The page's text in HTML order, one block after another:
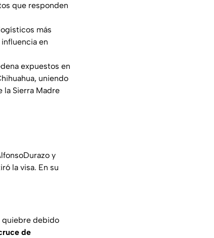
que responden
más
en
expuestos en
uniendo
la Sierra Madre
y
la visa. En su
quiebre debido
de